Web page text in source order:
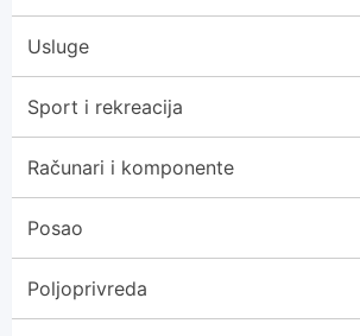
Usluge
Sport i rekreacija
Računari i komponente
Posao
Poljoprivreda